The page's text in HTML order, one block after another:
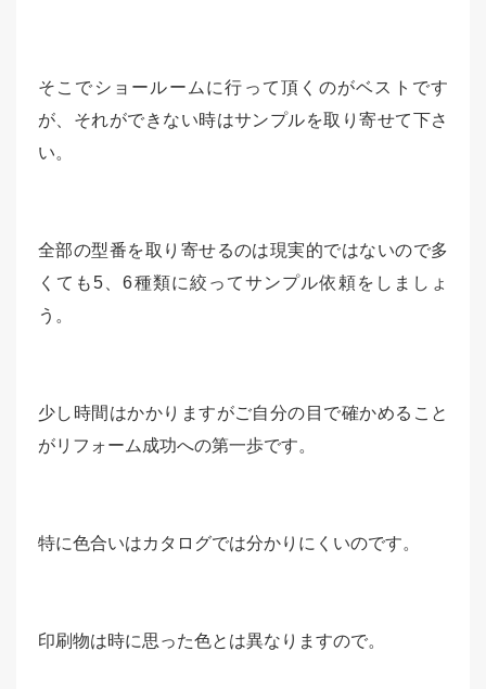
そこでショールームに行って頂くのがベストです
が、それができない時はサンプルを取り寄せて下さ
い。
全部の型番を取り寄せるのは現実的ではないので多
くても5、6種類に絞ってサンプル依頼をしましょ
う。
少し時間はかかりますがご自分の目で確かめること
がリフォーム成功への第一歩です。
特に色合いはカタログでは分かりにくいのです。
印刷物は時に思った色とは異なりますので。